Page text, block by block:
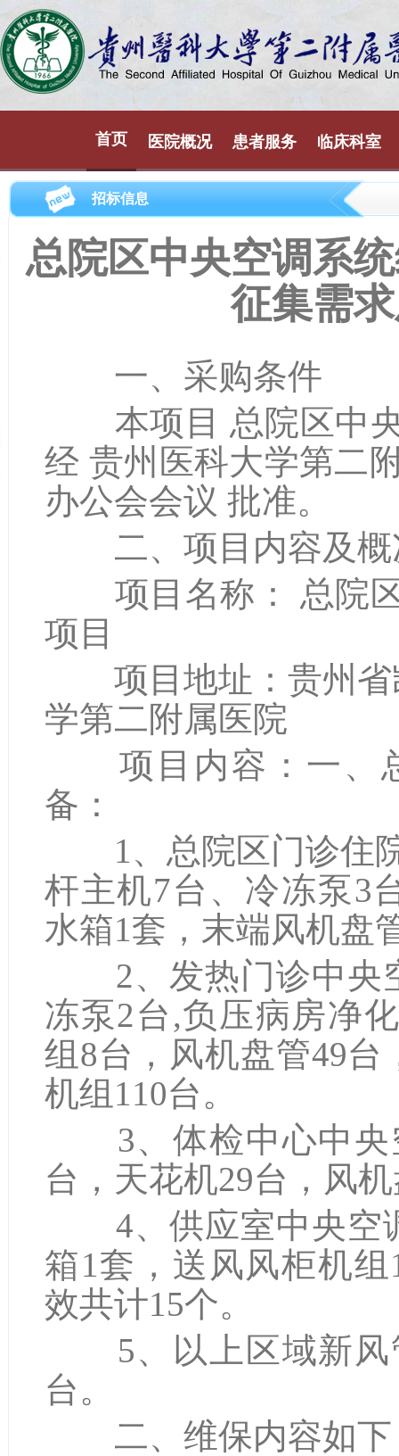
首页 医院概况 患者服务 临床科室
招标信息
总院区中央空调系
征集需
一、采购条件
本项目 总院区中央
经 贵州医科大学第二
办公会会议 批准。
二、项目内容及概
项目名称： 总院区
项目
项目地址：贵州省
学第二附属医院
项目内容：一、
备：
1、总院区门诊住院
杆主机7台、冷冻泵3
水箱1套，末端风机盘
2、发热门诊中央
冻泵2台,负压病房净
组8台，风机盘管49
机组110台。
3、体检中心中央
台，天花机29台，风
4、供应室中央空
箱1套，送风风柜机
效共计15个。
5、以上区域新风
台。
二、维保内容如下